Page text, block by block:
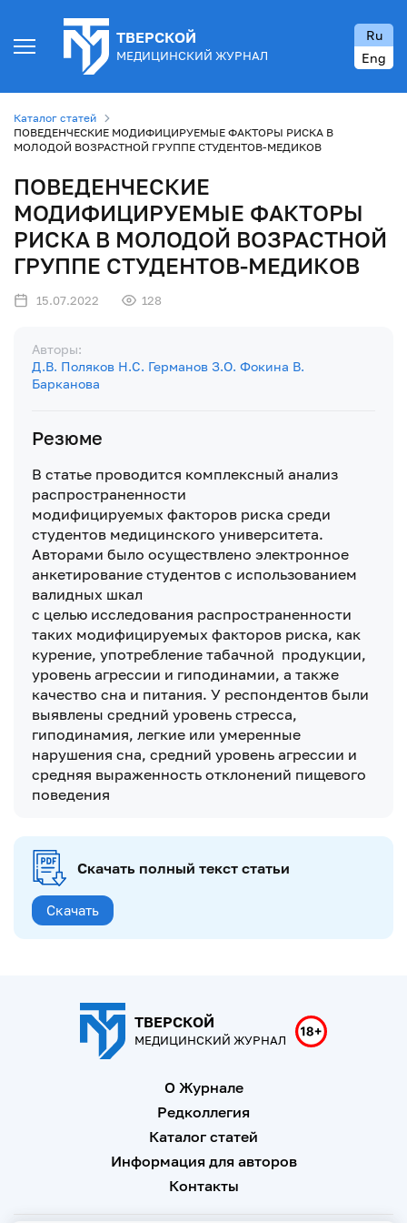
ТВЕРСКОЙ
МЕДИЦИНСКИЙ ЖУРНАЛ
Ru
Eng
Каталог статей
ПОВЕДЕНЧЕСКИЕ МОДИФИЦИРУЕМЫЕ ФАКТОРЫ РИСКА В
МОЛОДОЙ ВОЗРАСТНОЙ ГРУППЕ СТУДЕНТОВ-МЕДИКОВ
ПОВЕДЕНЧЕСКИЕ
МОДИФИЦИРУЕМЫЕ ФАКТОРЫ
РИСКА В МОЛОДОЙ ВОЗРАСТНОЙ
ГРУППЕ СТУДЕНТОВ-МЕДИКОВ
15.07.2022 128
Авторы:
Д.В. Поляков Н.С. Германов З.О. Фокина В.
Барканова
Резюме
В статье проводится комплексный анализ
распространенности
модифицируемых факторов риска среди
студентов медицинского университета.
Авторами было осуществлено электронное
анкетирование студентов с использованием
валидных шкал
с целью исследования распространенности
таких модифицируемых факторов риска, как
курение, употребление табачной продукции,
уровень агрессии и гиподинамии, а также
качество сна и питания. У респондентов были
выявлены средний уровень стресса,
гиподинамия, легкие или умеренные
нарушения сна, средний уровень агрессии и
средняя выраженность отклонений пищевого
поведения
Скачать полный текст статьи
Скачать
ТВЕРСКОЙ
МЕДИЦИНСКИЙ ЖУРНАЛ
О Журнале
Редколлегия
Каталог статей
Информация для авторов
Контакты